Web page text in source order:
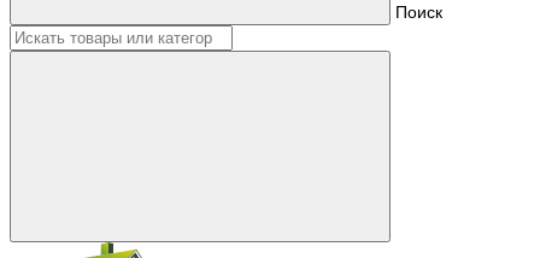
Поиск